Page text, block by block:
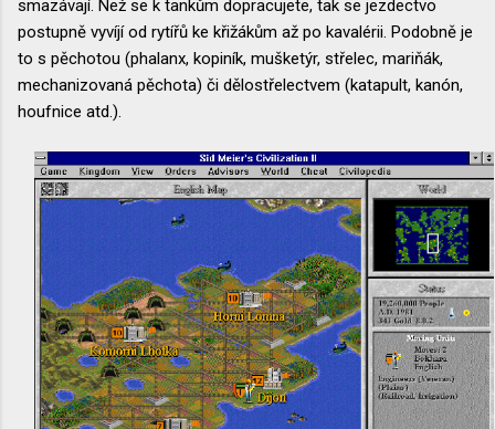
smazávají. Než se k tankům dopracujete, tak se jezdectvo
postupně vyvíjí od rytířů ke křižákům až po kavalérii. Podobně je
to s pěchotou (phalanx, kopiník, mušketýr, střelec, mariňák,
mechanizovaná pěchota) či dělostřelectvem (katapult, kanón,
houfnice atd.).